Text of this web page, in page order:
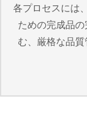
各プロセスには
ための完成品
む、厳格な品